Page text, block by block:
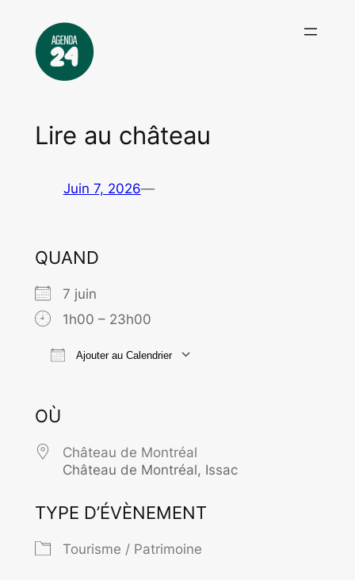
contenu
Lire au château
Juin 7, 2026—
QUAND
7 juin
1h00 – 23h00
Ajouter au Calendrier
OÙ
Château de Montréal
Château de Montréal, Issac
TYPE D’ÉVÈNEMENT
Tourisme / Patrimoine